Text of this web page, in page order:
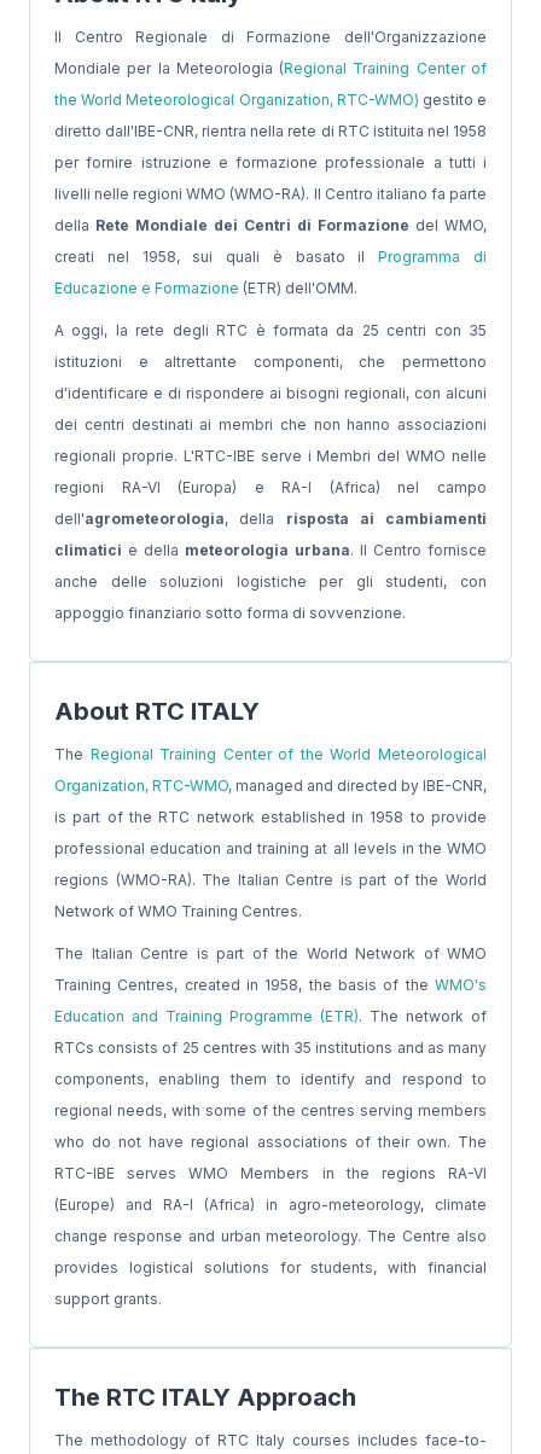
Il Centro Regionale di Formazione dell'Organizzazione
Mondiale per la Meteorologia (Regional Training Center of
the World Meteorological Organization, RTC-WMO) gestito e
diretto dall'IBE-CNR, rientra nella rete di RTC istituita nel 1958
per fornire istruzione e formazione professionale a tutti i
livelli nelle regioni WMO (WMO-RA). Il Centro italiano fa parte
della Rete Mondiale dei Centri di Formazione del WMO,
creati nel 1958, sui quali è basato ilProgramma di
Educazione e Formazione (ETR) dell'OMM.
A oggi, la rete degli RTC è formata da 25 centri con 35
istituzioni e altrettante componenti, che permettono
d'identificare e di rispondere ai bisogni regionali, con alcuni
dei centri destinati ai membri che non hanno associazioni
regionali proprie. L'RTC-IBE serve i Membri del WMO nelle
regioni RA-VI (Europa) e RA-I (Africa) nel campo
dell'agrometeorologia, della risposta ai cambiamenti
climatici e della meteorologia urbana. Il Centro fornisce
anche delle soluzioni logistiche per gli studenti, con
appoggio finanziario sotto forma di sovvenzione.
About RTC ITALY
The Regional Training Center of the World Meteorological
Organization, RTC-WMO, managed and directed by IBE-CNR,
is part of the RTC network established in 1958 to provide
professional education and training at all levels in the WMO
regions (WMO-RA). The Italian Centre is part of the World
Network of WMO Training Centres.
The Italian Centre is part of the World Network of WMO
Training Centres, created in 1958, the basis of the WMO's
Education and Training Programme (ETR). The network of
RTCs consists of 25 centres with 35 institutions and as many
components, enabling them to identify and respond to
regional needs, with some of the centres serving members
who do not have regional associations of their own. The
RTC-IBE serves WMO Members in the regions RA-VI
(Europe) and RA-I (Africa) in agro-meteorology, climate
change response and urban meteorology. The Centre also
provides logistical solutions for students, with financial
support grants.
The RTC ITALY Approach
The methodology of RTC Italy courses includes face-to-